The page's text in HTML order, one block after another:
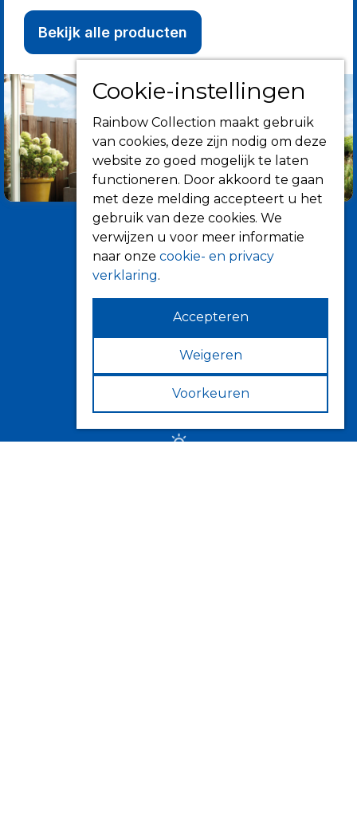
Bekijk alle producten
Informatie
Over ons
Tips
Verkooppunten
Cookie-instellingen
Rainbow Collection maakt gebruik
van cookies, deze zijn nodig om deze
website zo goed mogelijk te laten
functioneren. Door akkoord te gaan
met deze melding accepteert u het
gebruik van deze cookies. We
verwijzen u voor meer informatie
naar onze cookie- en privacy
verklaring.
Accepteren
Weigeren
Voorkeuren